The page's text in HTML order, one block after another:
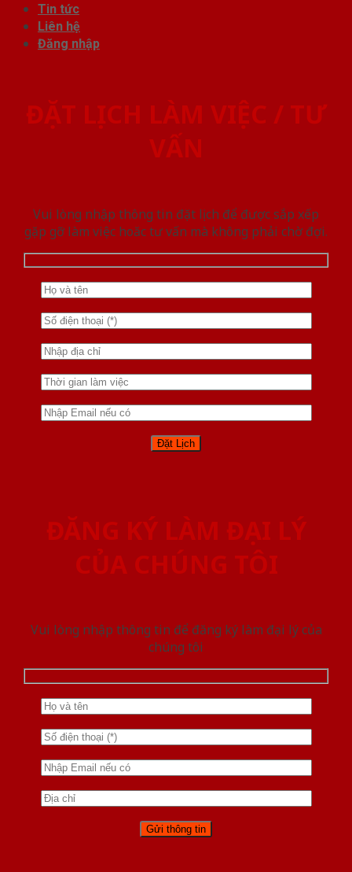
Tin tức
Liên hệ
Đăng nhập
ĐẶT LỊCH LÀM VIỆC / TƯ
VẤN
Vui lòng nhập thông tin đặt lịch để được sắp xếp
gặp gỡ làm việc hoăc tư vấn mà không phải chờ đợi.
ĐĂNG KÝ LÀM ĐẠI LÝ
CỦA CHÚNG TÔI
Vui lòng nhập thông tin để đăng ký làm đại lý của
chúng tôi